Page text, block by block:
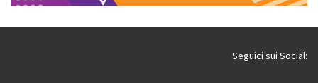
Seguici sui Social: